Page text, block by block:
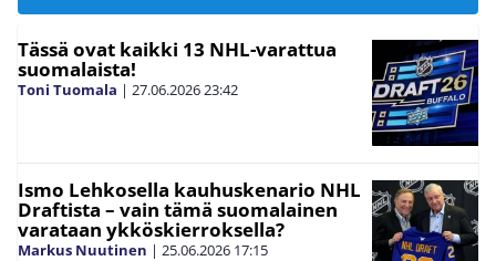
Tässä ovat kaikki 13 NHL-varattua
suomalaista!
Toni Tuomala | 27.06.202623:42
Ismo Lehkosella kauhuskenario NHL
Draftista – vain tämä suomalainen
varataan ykköskierroksella?
Markus Nuutinen | 25.06.2026 17:15